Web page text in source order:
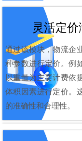
灵活定
通过该模块，物流企
种参数进行定价。例
以重量为主要计费依
体积因素进行定价。
的准确性和合理性。